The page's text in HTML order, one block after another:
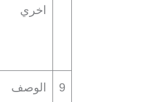
اخري
9 الوصف